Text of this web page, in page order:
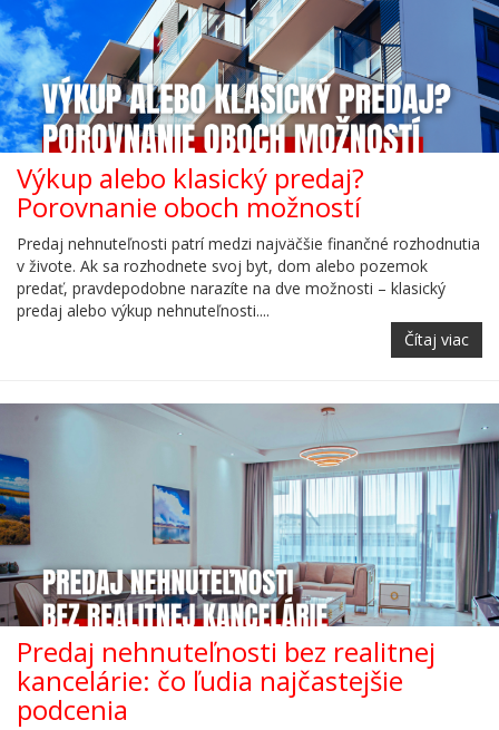
Výkup alebo klasický predaj?
Porovnanie oboch možností
Predaj nehnuteľnosti patrí medzi najväčšie finančné rozhodnutia
v živote. Ak sa rozhodnete svoj byt, dom alebo pozemok
predať, pravdepodobne narazíte na dve možnosti – klasický
predaj alebo výkup nehnuteľnosti....
Čítaj viac
Predaj nehnuteľnosti bez realitnej
kancelárie: čo ľudia najčastejšie
podcenia